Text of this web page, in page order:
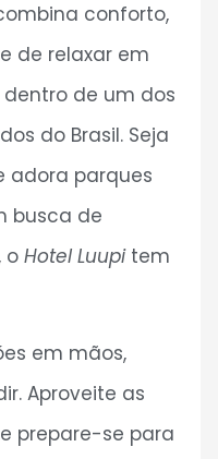
conforto,
de relaxar em
de um dos
do Brasil. Seja
adora parques
busca de
o Hotel Luupitem
em mãos,
Aproveite as
prepare-se para